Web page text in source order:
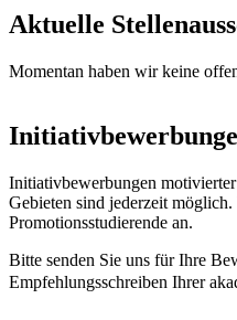
Aktuelle
Momentan haben wir keine
Initiativbewerbungen
Gebieten sind jederzeit
Promotionsstudierende an.
Bitte senden Sie uns für Ihre
Empfehlungsschreiben Ihrer